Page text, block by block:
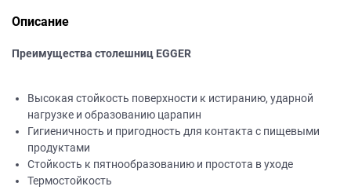
Описание
Преимущества столешниц EGGER
Высокая стойкость поверхности к истиранию, ударной
нагрузке и образованию царапин
Гигиеничность и пригодность для контакта с пищевыми
продуктами
Стойкость к пятнообразованию и простота в уходе
Термостойкость